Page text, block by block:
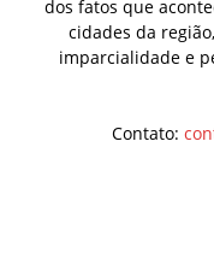
dos fatos que
cidades da
imparcialidade e
Contato: